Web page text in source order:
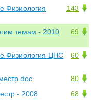
143
Физиология
69
темам - 2010
60
Физиология ЦНС
80
68
- 2008